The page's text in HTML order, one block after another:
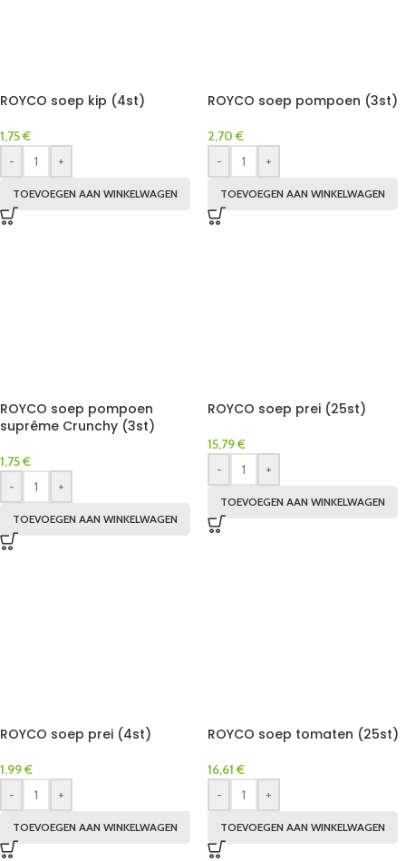
ROYCO soep kip (4st)
1,75€
-
+
TOEVOEGEN AAN WINKELWAGEN
ROYCO soep pompoen (3st)
2,70 €
-
+
TOEVOEGEN AAN WINKELWAGEN
ROYCO soep pompoen
suprême Crunchy (3st)
1,75€
-
+
TOEVOEGEN AAN WINKELWAGEN
ROYCO soep prei (25st)
15,79€
-
+
TOEVOEGEN AAN WINKELWAGEN
ROYCO soep prei (4st)
1,99€
-
+
TOEVOEGEN AAN WINKELWAGEN
ROYCO soep tomaten (25st)
16,61 €
-
+
TOEVOEGEN AAN WINKELWAGEN